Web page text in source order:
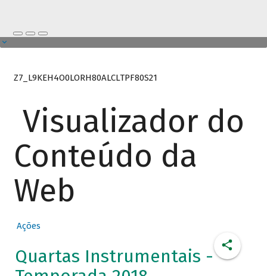
Z7_L9KEH4O0LORH80ALCLTPF80S21
Visualizador do
Conteúdo da
Web
Ações
Quartas Instrumentais -